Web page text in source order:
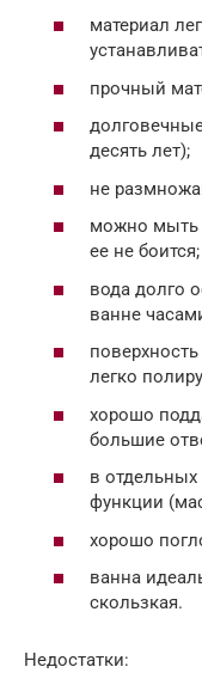
материал
прочный
десять лет);
не
можно мыть
ее не боится;
вода долго
ванне
легко
хорошо
большие
в
функции
хорошо
ванна
скользкая.
Недостатки: